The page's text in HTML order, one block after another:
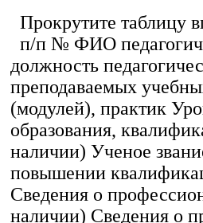
Прокрутите таблицу
п/п № ФИО
должность
преподаваемых
(модулей), практик
образования,
наличии) Ученое
повышении
Сведения о
наличии) Сведения о